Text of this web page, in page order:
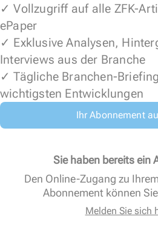
✓ Vollzugriff auf alle ZFK-
ePaper
✓ Exklusive Analysen,
Interviews aus der Branche
✓ Tägliche Branchen-
wichtigsten Entwicklungen
Ihr Abonnement
Sie haben bereits ein
Den Online-Zugang zu
Abonnement können Sie
Melden Sie sich